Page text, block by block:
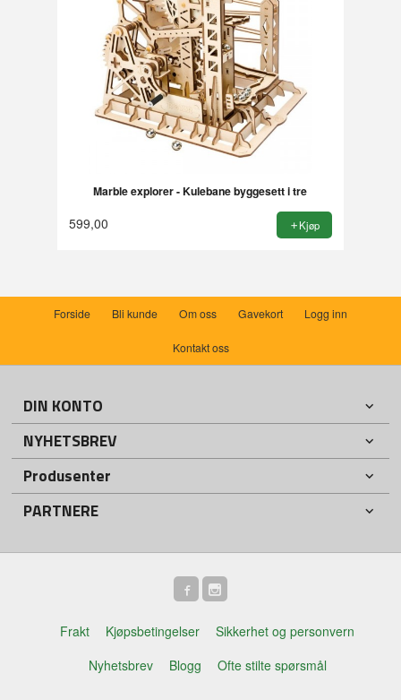
Marble explorer - Kulebane byggesett i tre
599,00 Kjøp
Forside Bli kunde Om oss Gavekort Logg inn
Kontakt oss
DIN KONTO
NYHETSBREV
Produsenter
PARTNERE
Frakt Kjøpsbetingelser
Sikkerhet og personvern
Nyhetsbrev
Blogg Ofte stilte spørsmål